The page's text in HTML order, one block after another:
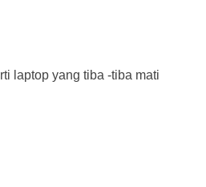
laptop yang tiba -tiba mati